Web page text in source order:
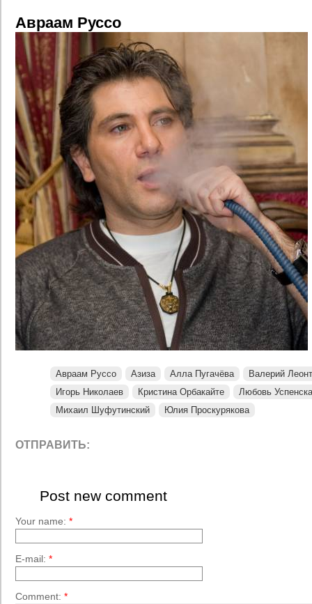
Авраам Руссо
Авраам Руссо Азиза Алла Пугачёва
Валерий
Игорь Николаев
Кристина Орбакайте
Любовь
Михаил Шуфутинский
Юлия Проскурякова
ОТПРАВИТЬ:
Post new comment
Your name: *
E-mail: *
Comment: *